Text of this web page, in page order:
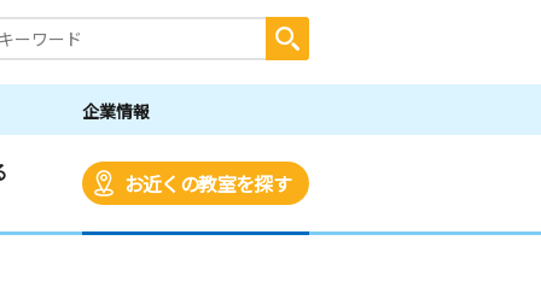
企業情報
お近くの教室を探す